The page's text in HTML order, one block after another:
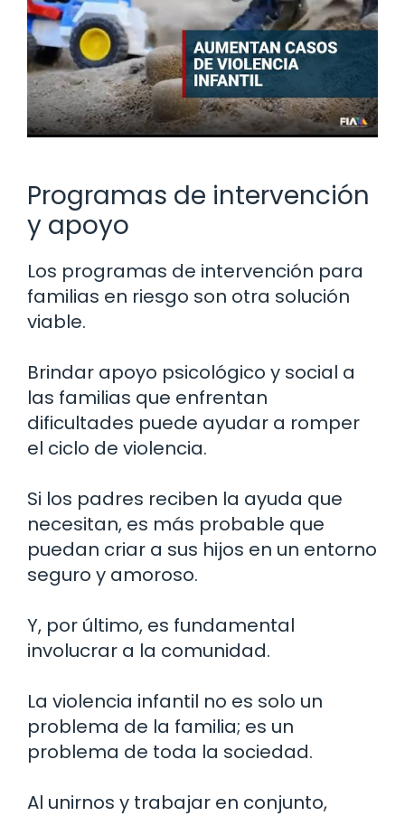
Programas de intervención
y apoyo
Los programas de intervención para
familias en riesgo son otra solución
viable.
Brindar apoyo psicológico y social a
las familias que enfrentan
dificultades puede ayudar a romper
el ciclo de violencia.
Si los padres reciben la ayuda que
necesitan, es más probable que
puedan criar a sus hijos en un entorno
seguro y amoroso.
Y, por último, es fundamental
involucrar a la comunidad.
La violencia infantil no es solo un
problema de la familia; es un
problema de toda la sociedad.
Al unirnos y trabajar en conjunto,